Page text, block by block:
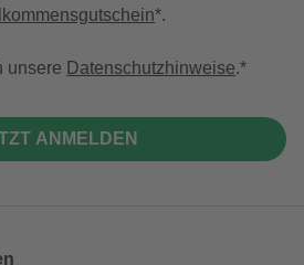
*.
unsere Datenschutzhinweise.
ANMELDEN